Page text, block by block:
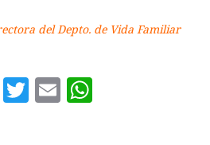
del Depto. de Vida Familiar
Twitter
Email